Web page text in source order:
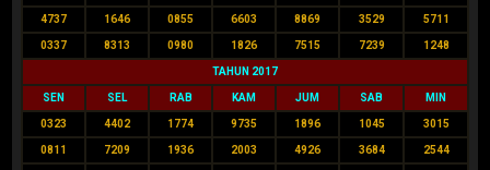
4737 1646 0855 6603 8869 3529 5711
0337 8313 0980 1826 7515 7239 1248
TAHUN 2017
SEN SEL RAB KAM JUM SAB MIN
0323 4402 1774 9735 1896 1045 3015
0811 7209 1936 2003 4926 3684 2544